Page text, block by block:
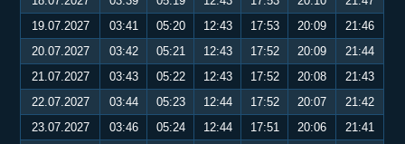
19.07.2027
03:41 05:20 12:43 17:53 20:09
21:46
20.07.2027
03:42 05:21 12:43 17:52 20:09
21:44
21.07.2027
03:43 05:22 12:43 17:52 20:08
21:43
22.07.2027
03:44 05:23 12:44 17:52 20:07
21:42
23.07.2027
03:46 05:24 12:44 17:51 20:06
21:41